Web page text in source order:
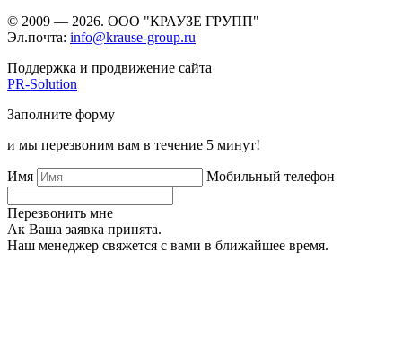
© 2009 — 2026. ООО "КРАУЗЕ ГРУПП"
Эл.почта: info@krause-group.ru
Поддержка и продвижение сайта
PR-Solution
Заполните форму
и мы перезвоним вам в течение 5 минут!
Имя Мобильный телефон
Перезвонить мне
Ак Ваша заявка принята.
Наш менеджер свяжется с вами в ближайшее время.